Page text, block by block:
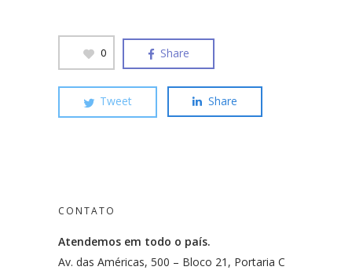
0 Share
Tweet Share
CONTATO
Atendemos em todo o país.
Av. das Américas, 500 – Bloco 21, Portaria C